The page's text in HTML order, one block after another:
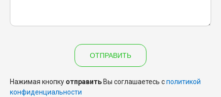
ОТПРАВИТЬ
Нажимая кнопку отправить Вы соглашаетесь сполитикой
конфиденциальности